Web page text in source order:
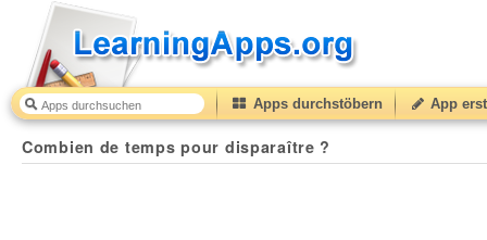
Apps durchstöbern App
Combien de temps pour disparaître ?